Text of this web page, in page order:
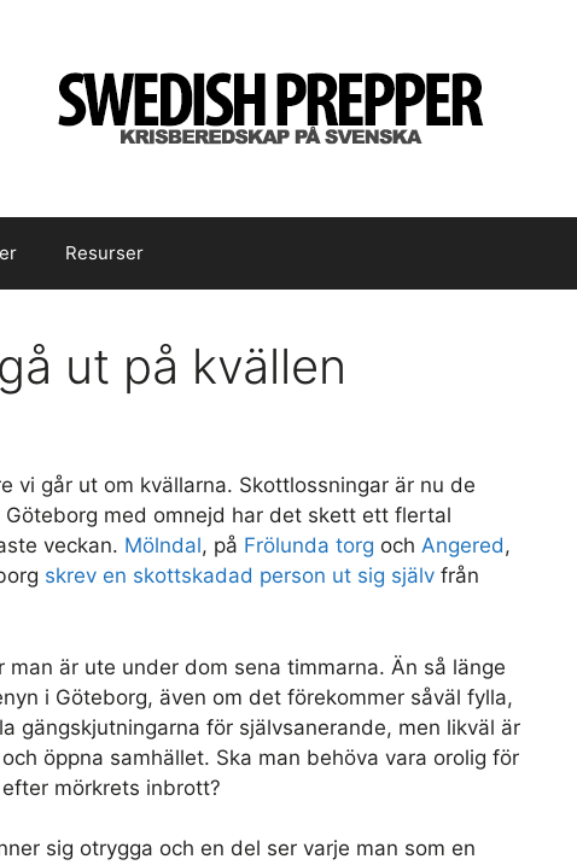
Resurser
ut på kvällen
vi går ut om kvällarna. Skottlossningar är nu de
med omnejd har det skett ett flertal
veckan. Mölndal, på Frölunda torg och Angered,
skrev en skottskadad person ut sig själv från
är ute under dom sena timmarna. Än så länge
i Göteborg, även om det förekommer såväl fylla,
gängskjutningarna för självsanerande, men likväl är
öppna samhället. Ska man behöva vara orolig för
mörkrets inbrott?
sig otrygga och en del ser varje man som en